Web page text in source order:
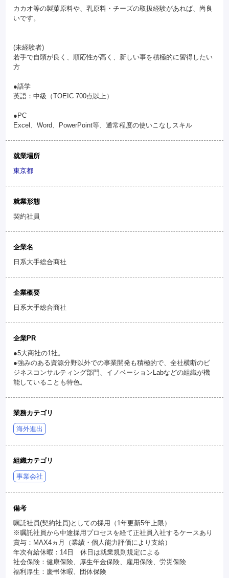
カカオ等の製菓原料や、乳原料・チーズの取扱経験があれば、尚良
いです。
(未経験者)
若手で自頭が良く、順応性が高く、新しい事を積極的に習得したい
方
●語学
英語：中級（TOEIC 700点以上）
●PC
Excel、Word、PowerPoint等、通常程度の使いこなしスキル
就業場所
東京都
就業形態
契約社員
企業名
日系大手総合商社
企業概要
日系大手総合商社
企業PR
●5大商社の1社。
●強みのある資源分野以外での事業開発も積極的で、全社横断のビ
ジネスコンサルティング部門、イノベーションLabなどの組織が機
能していることも特色。
業務カテゴリ
海外進出
組織カテゴリ
事業会社
備考
嘱託社員(契約社員)としての採用（1年更新5年上限）
※嘱託社員から中途採用プロセスを経て正社員入社するケースあり
賞与：MAX4ヵ月（業績・個人能力評価により支給）
年次有給休暇：14日 休日は就業規則規定による
社会保険：健康保険、厚生年金保険、雇用保険、労災保険
福利厚生：慶弔休暇、団体保険